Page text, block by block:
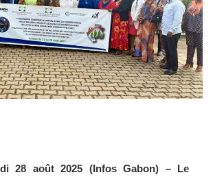
28 août 2025 (Infos Gabon) – Le